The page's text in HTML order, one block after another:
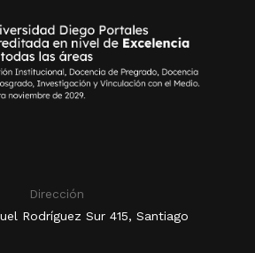
Dirección
Rodríguez Sur 415, Santiago